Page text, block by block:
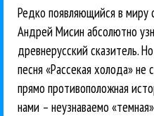
Редко появляющийся в миру
Андрей Мисин абсолютно
древнерусский сказитель.
песня «Рассекая холода» не
прямо противоположная
нами – неузнаваемо